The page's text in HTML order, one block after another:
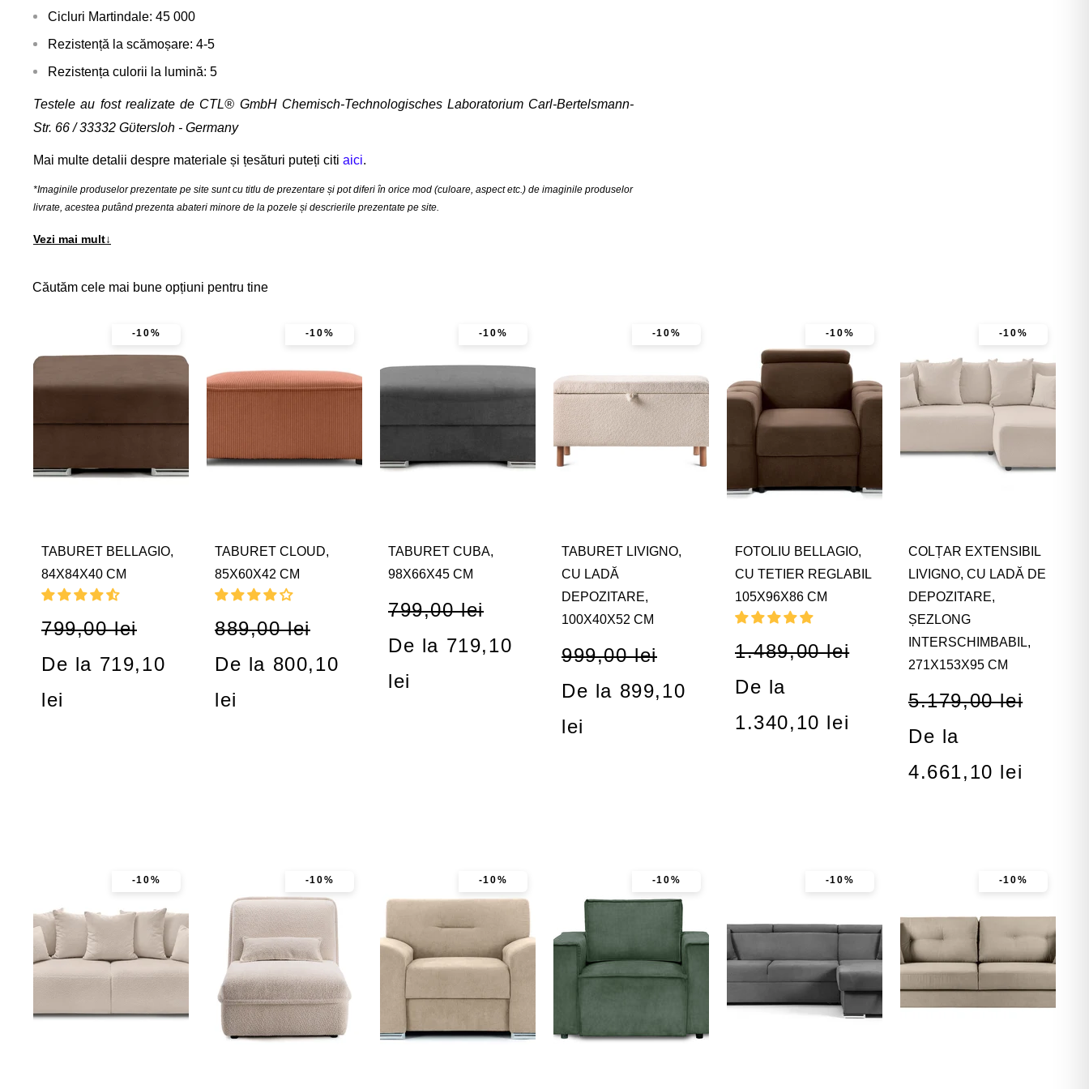
Cicluri Martindale: 45 000
Rezistență la scămoșare: 4-5
Rezistența culorii la lumină: 5
Testele au fost realizate de CTL® GmbH Chemisch-Technologisches Laboratorium Carl-Bertelsmann-
Str. 66 / 33332 Gϋtersloh - Germany
Mai multe detalii despre materiale și țesături puteți citi aici.
*Imaginile produselor prezentate pe site sunt cu titlu de prezentare și pot diferi în orice mod (culoare, aspect etc.) de imaginile produselor
livrate, acestea putând prezenta abateri minore de la pozele și descrierile prezentate pe site.
Vezi mai mult↓
Căutăm cele mai bune opțiuni pentru tine
-10%
TABURET BELLAGIO,
84X84X40 CM
799,00 lei
De la 719,10
lei
-10%
TABURET CLOUD,
85X60X42 CM
889,00 lei
De la 800,10
lei
-10%
TABURET CUBA,
98X66X45 CM
799,00 lei
De la 719,10
lei
-10%
TABURET LIVIGNO,
CU LADĂ
DEPOZITARE,
100X40X52 CM
999,00 lei
De la 899,10
lei
-10%
FOTOLIU BELLAGIO,
CU TETIER REGLABIL
105X96X86 CM
1.489,00 lei
De la
1.340,10 lei
-10%
COLȚAR EXTENSIBIL
LIVIGNO, CU LADĂ DE
DEPOZITARE,
ȘEZLONG
INTERSCHIMBABIL,
271X153X95 CM
5.179,00 lei
De la
4.661,10 lei
-10% -10% -10% -10% -10% -10%